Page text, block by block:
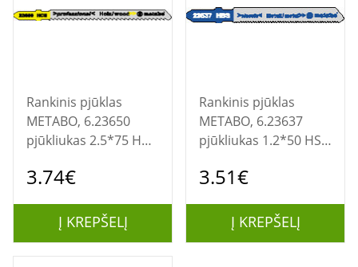
Rankinis pjūklas
METABO, 6.23650
pjūkliukas 2.5*75 HCS
3.74€
Į KREPŠELĮ
Rankinis pjūklas
METABO, 6.23637
pjūkliukas 1.2*50 HSS
3.51€
Į KREPŠELĮ